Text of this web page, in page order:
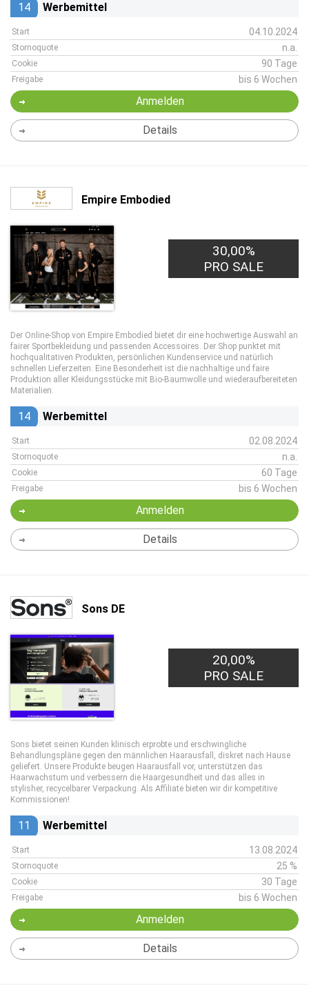
14 Werbemittel
Start 04.10.2024
Stornoquote n.a.
Cookie 90 Tage
Freigabe bis 6 Wochen
Anmelden
Details
Empire Embodied
30,00%
PRO SALE
Der Online-Shop von Empire Embodied bietet dir eine hochwertige Auswahl an
fairer Sportbekleidung und passenden Accessoires. Der Shop punktet mit
hochqualitativen Produkten, persönlichen Kundenservice und natürlich
schnellen Lieferzeiten. Eine Besonderheit ist die nachhaltige und faire
Produktion aller Kleidungsstücke mit Bio-Baumwolle und wiederaufbereiteten
Materialien.
14 Werbemittel
Start 02.08.2024
Stornoquote n.a.
Cookie 60 Tage
Freigabe bis 6 Wochen
Anmelden
Details
Sons DE
20,00%
PRO SALE
Sons bietet seinen Kunden klinisch erprobte und erschwingliche
Behandlungspläne gegen den männlichen Haarausfall, diskret nach Hause
geliefert. Unsere Produkte beugen Haarausfall vor, unterstützen das
Haarwachstum und verbessern die Haargesundheit und das alles in
stylisher, recycelbarer Verpackung. Als Affiliate bieten wir dir kompetitive
Kommissionen!
11 Werbemittel
Start 13.08.2024
Stornoquote 25 %
Cookie 30 Tage
Freigabe bis 6 Wochen
Anmelden
Details